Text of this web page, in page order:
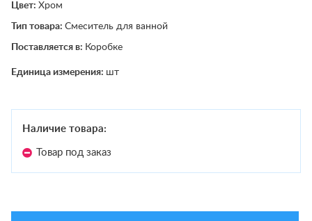
Цвет: Хром
Тип товара: Смеситель для ванной
Поставляется в: Коробке
Единица измерения: шт
Наличие товара:
Товар под заказ